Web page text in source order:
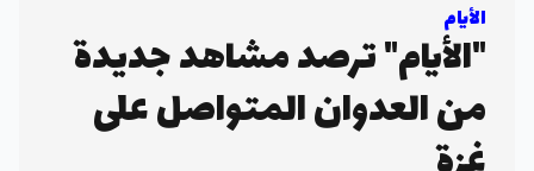
الأيام
"الأيام" ترصد مشاهد جديدة
من العدوان المتواصل على